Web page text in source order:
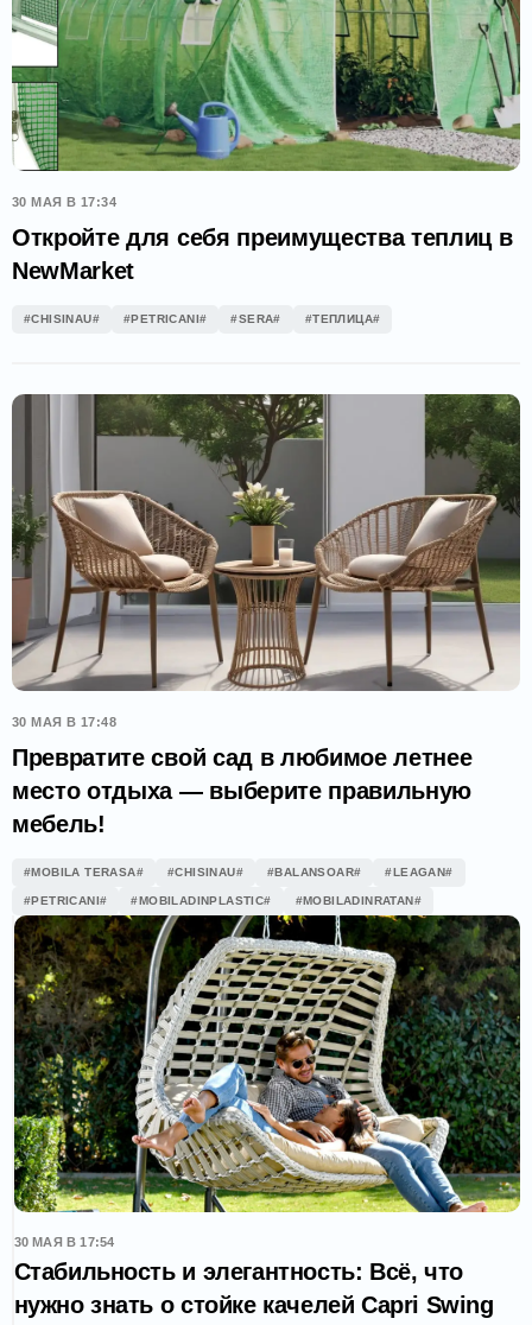
30 МАЯ В 17:34
Откройте для себя преимущества теплиц в
NewMarket
#CHISINAU# #PETRICANI# #SERA# #ТЕПЛИЦА#
30 МАЯ В 17:48
Превратите свой сад в любимое летнее
место отдыха — выберите правильную
мебель!
#MOBILA TERASA# #CHISINAU# #BALANSOAR# #LEAGAN#
#PETRICANI# #MOBILADINPLASTIC# #MOBILADINRATAN#
30 МАЯ В 17:54
Стабильность и элегантность: Всё, что
нужно знать о стойке качелей Capri Swing